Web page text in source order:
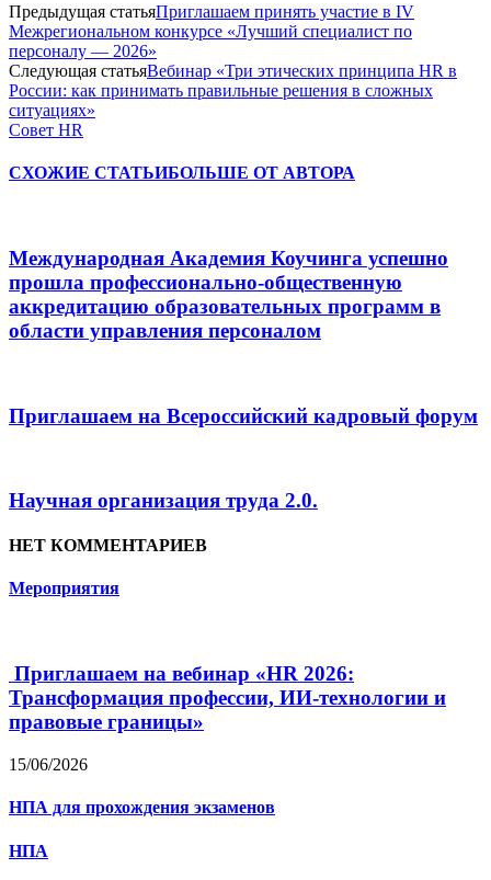
Предыдущая статьяПриглашаем принять участие в IV
Межрегиональном конкурсе «Лучший специалист по
персоналу — 2026»
Следующая статьяВебинар «Три этических принципа HR в
России: как принимать правильные решения в сложных
ситуациях»
Совет HR
СХОЖИЕ СТАТЬИБОЛЬШЕ ОТ АВТОРА
Международная Академия Коучинга успешно
прошла профессионально-общественную
аккредитацию образовательных программ в
области управления персоналом
Приглашаем на Всероссийский кадровый форум
Научная организация труда 2.0.
НЕТ КОММЕНТАРИЕВ
Мероприятия
Приглашаем на вебинар «HR 2026:
Трансформация профессии, ИИ-технологии и
правовые границы»
15/06/2026
НПА для прохождения экзаменов
НПА